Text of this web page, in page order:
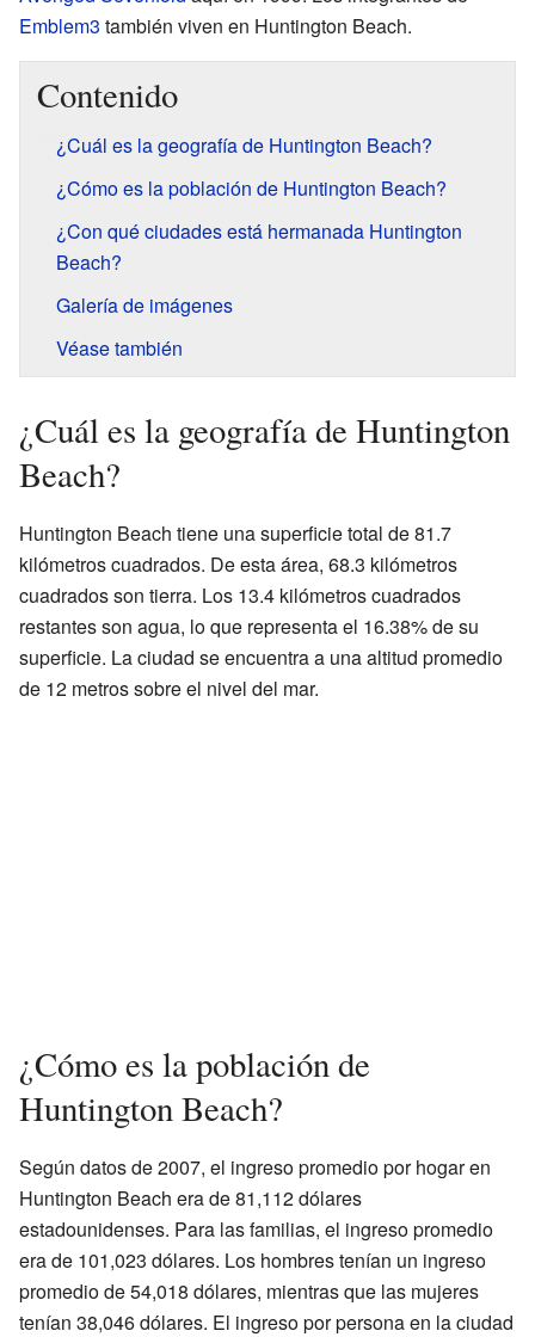
Emblem3 también viven en Huntington Beach.
Contenido
¿Cuál es la geografía de Huntington Beach?
¿Cómo es la población de Huntington Beach?
¿Con qué ciudades está hermanada Huntington
Beach?
Galería de imágenes
Véase también
¿Cuál es la geografía de Huntington
Beach?
Huntington Beach tiene una superficie total de 81.7
kilómetros cuadrados. De esta área, 68.3 kilómetros
cuadrados son tierra. Los 13.4 kilómetros cuadrados
restantes son agua, lo que representa el 16.38% de su
superficie. La ciudad se encuentra a una altitud promedio
de 12 metros sobre el nivel del mar.
¿Cómo es la población de
Huntington Beach?
Según datos de 2007, el ingreso promedio por hogar en
Huntington Beach era de 81,112 dólares
estadounidenses. Para las familias, el ingreso promedio
era de 101,023 dólares. Los hombres tenían un ingreso
promedio de 54,018 dólares, mientras que las mujeres
tenían 38,046 dólares. El ingreso por persona en la ciudad